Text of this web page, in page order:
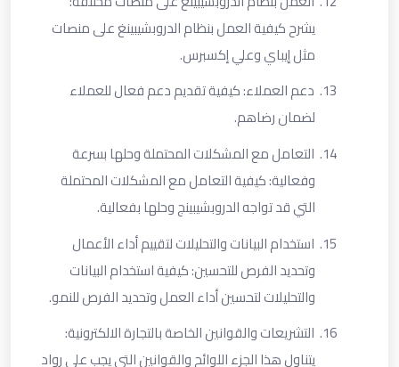
يشرح كيفية العمل بنظام الدروبشيبينغ على منصات
مثل إيباي وعلي إكسبرس.
13. دعم العملاء: كيفية تقديم دعم فعال للعملاء
لضمان رضاهم.
14. التعامل مع المشكلات المحتملة وحلها بسرعة
وفعالية: كيفية التعامل مع المشكلات المحتملة
التي قد تواجه الدروبشيبينج وحلها بفعالية.
15. استخدام البيانات والتحليلات لتقييم أداء الأعمال
وتحديد الفرص للتحسين: كيفية استخدام البيانات
والتحليلات لتحسين أداء العمل وتحديد الفرص للنمو.
16. التشريعات والقوانين الخاصة بالتجارة الالكترونية:
يتناول هذا الجزء اللوائح والقوانين التي يجب على رواد